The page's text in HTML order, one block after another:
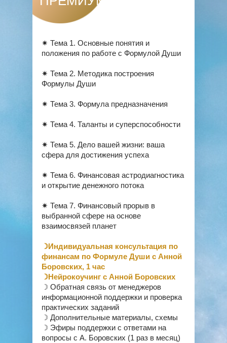
✷ Тема 1. Основные понятия и
положения по работе с Формулой Души
✷ Тема 2. Методика построения
Формулы Души
✷ Тема 3. Формула предназначения
✷ Тема 4. Таланты и суперспособности
✷ Тема 5. Дело вашей жизни: ваша
сфера для достижения успеха
✷ Тема 6. Финансовая астродиагностика
и открытие денежного потока
✷ Тема 7. Финансовый прорыв в
выбранной сфере на основе
взаимосвязей планет
☽Индивидуальная консультация по
финансам по Формуле Души с Анной
Боровских, 1 час
☽Нейрокоучинг с Анной Боровских
☽ Обратная связь от менеджеров
информационной поддержки и проверка
практических заданий
☽ Дополнительные материалы, схемы
☽ Эфиры поддержки с ответами на
вопросы с А. Боровских (1 раз в месяц)